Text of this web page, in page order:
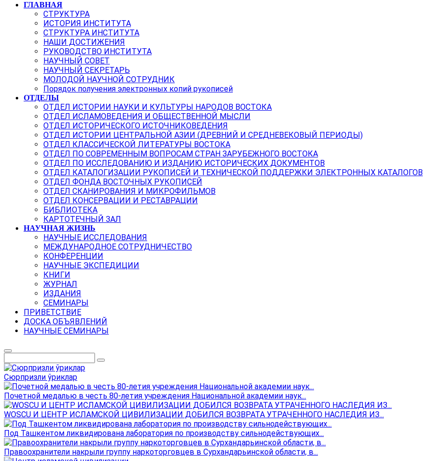
ГЛАВНАЯ
СТРУКТУРА
ИСТОРИЯ ИНСТИТУТА
СТРУКТУРА ИНСТИТУТА
НАШИ ДОСТИЖЕНИЯ
РУКОВОДСТВО ИНСТИТУТА
НАУЧНЫЙ СОВЕТ
НАУЧНЫЙ СЕКРЕТАРЬ
МОЛОДОЙ НАУЧНОЙ СОТРУДНИК
Порядок получения электронных копий рукописей
ОТДЕЛЫ
ОТДЕЛ ИСТОРИИ НАУКИ И КУЛЬТУРЫ НАРОДОВ ВОСТОКА
ОТДЕЛ ИСЛАМОВЕДЕНИЯ И ОБЩЕСТВЕННОЙ МЫСЛИ
ОТДЕЛ ИСТОРИЧЕСКОГО ИСТОЧНИКОВЕДЕНИЯ
ОТДЕЛ ИСТОРИИ ЦЕНТРАЛЬНОЙ АЗИИ (ДРЕВНИЙ И СРЕДНЕВЕКОВЫЙ ПЕРИОДЫ)
ОТДЕЛ КЛАССИЧЕСКОЙ ЛИТЕРАТУРЫ ВОСТОКА
ОТДЕЛ ПО СОВРЕМЕННЫМ ВОПРОСАМ СТРАН ЗАРУБЕЖНОГО ВОСТОКА
ОТДЕЛ ПО ИССЛЕДОВАНИЮ И ИЗДАНИЮ ИСТОРИЧЕСКИХ ДОКУМЕНТОВ
ОТДЕЛ КАТАЛОГИЗАЦИИ РУКОПИСЕЙ И ТЕХНИЧЕСКОЙ ПОДДЕРЖКИ ЭЛЕКТРОННЫХ КАТАЛОГОВ
ОТДЕЛ ФОНДА ВОСТОЧНЫХ РУКОПИСЕЙ
ОТДЕЛ СКАНИРОВАНИЯ И МИКРОФИЛЬМОВ
ОТДЕЛ КОНСЕРВАЦИИ И РЕСТАВРАЦИИ
БИБЛИОТЕКА
КАРТОТЕЧНЫЙ ЗАЛ
НАУЧНАЯ ЖИЗНЬ
НАУЧНЫЕ ИССЛЕДОВАНИЯ
МЕЖДУНАРОДНОЕ СОТРУДНИЧЕСТВО
КОНФЕРЕНЦИИ
НАУЧНЫЕ ЭКСПЕДИЦИИ
КНИГИ
ЖУРНАЛ
ИЗДАНИЯ
СЕМИНАРЫ
ПРИВЕТСТВИЕ
ДОСКА ОБЪЯВЛЕНИЙ
НАУЧНЫЕ СЕМИНАРЫ
Сюрпризли ўриклар
Почетной медалью в честь 80-летия учреждения Национальной академии наук...
WOSCU И ЦЕНТР ИСЛАМСКОЙ ЦИВИЛИЗАЦИИ ДОБИЛСЯ ВОЗВРАТА УТРАЧЕННОГО НАСЛЕДИЯ ИЗ...
Под Ташкентом ликвидирована лаборатория по производству сильнодействующих...
Правоохранители накрыли группу наркоторговцев в Сурхандарьинской области, в...